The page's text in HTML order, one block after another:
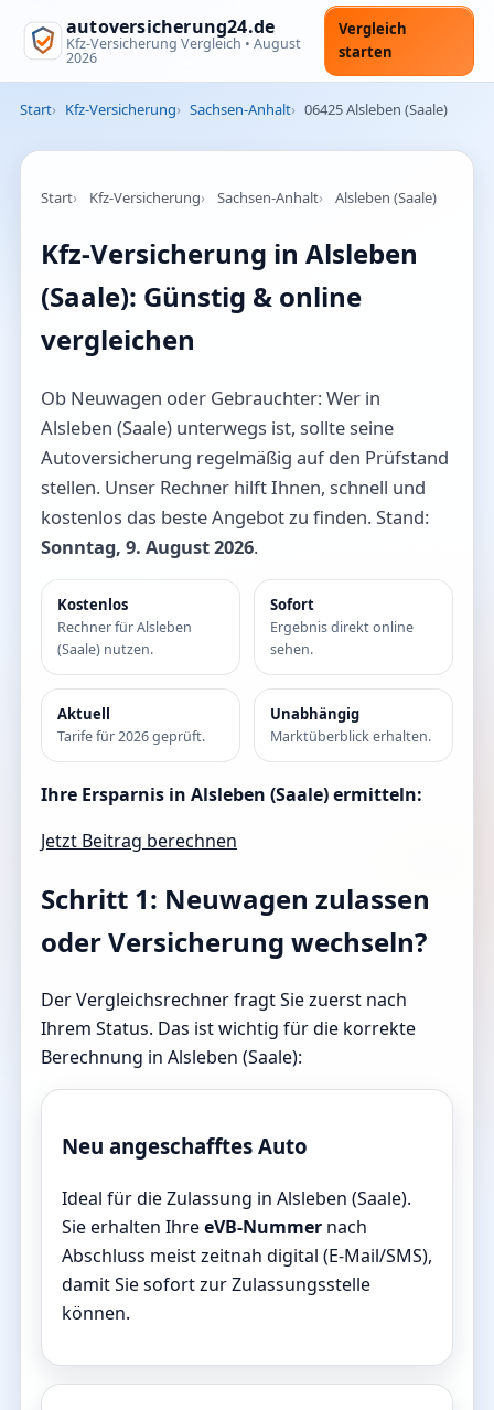
autoversicherung24.de
Kfz-Versicherung Vergleich • August
2026
Vergleich
starten
Start Kfz-Versicherung Sachsen-Anhalt 06425 Alsleben (Saale)
Start Kfz-Versicherung Sachsen-Anhalt Alsleben (Saale)
Kfz-Versicherung in Alsleben
(Saale): Günstig & online
vergleichen
Ob Neuwagen oder Gebrauchter: Wer in
Alsleben (Saale) unterwegs ist, sollte seine
Autoversicherung regelmäßig auf den Prüfstand
stellen. Unser Rechner hilft Ihnen, schnell und
kostenlos das beste Angebot zu finden. Stand:
Sonntag, 9. August 2026.
Kostenlos
Rechner für Alsleben
(Saale) nutzen.
Sofort
Ergebnis direkt online
sehen.
Aktuell
Tarife für 2026 geprüft.
Unabhängig
Marktüberblick erhalten.
Ihre Ersparnis in Alsleben (Saale) ermitteln:
Jetzt Beitrag berechnen
Schritt 1: Neuwagen zulassen
oder Versicherung wechseln?
Der Vergleichsrechner fragt Sie zuerst nach
Ihrem Status. Das ist wichtig für die korrekte
Berechnung in Alsleben (Saale):
Neu angeschafftes Auto
Ideal für die Zulassung in Alsleben (Saale).
Sie erhalten IhreeVB-Nummer nach
Abschluss meist zeitnah digital (E-Mail/SMS),
damit Sie sofort zur Zulassungsstelle
können.